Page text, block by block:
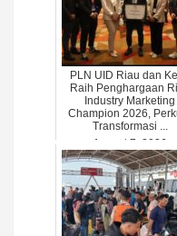
PLN UID Riau dan
Raih Penghargaan
Industry Marketing
Champion 2026,
Transformasi ...
August 7, 2026